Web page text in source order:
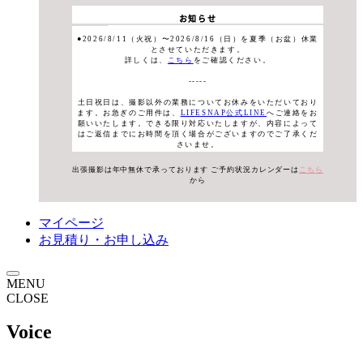
お知らせ
●2026/8/11（火祝）〜2026/8/16（日）を夏季（お盆）休業
とさせていただきます。
詳しくは、
こちら をご確認ください。
-----
土日祝日は、撮影以外の業務についてお休みをいただいており
ます。お急ぎのご用件は、 LIFESNAP公式LINE へご連絡をお
願いいたします。できる限り対応いたしますが、内容によって
はご返信までにお時間を頂く場合がございますのでご了承くだ
さいませ。
出張撮影は年中無休で承っております ご予約状況カレンダーは こちら
から
マイページ
お見積り・お申し込み
MENU
CLOSE
Voice